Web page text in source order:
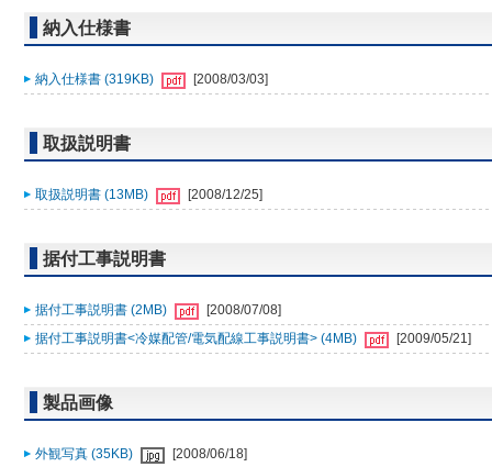
納入仕様書
納入仕様書 (319KB) [2008/03/03]
取扱説明書
取扱説明書 (13MB) [2008/12/25]
据付工事説明書
据付工事説明書 (2MB)
[2008/07/08]
据付工事説明書<冷媒配管/電気配線工事説明書> (4MB)
[2009/05/21]
製品画像
外観写真 (35KB) [2008/06/18]